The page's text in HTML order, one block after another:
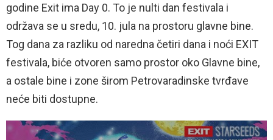
godine Exit ima Day 0. To je nulti dan festivala i
održava se u sredu, 10. jula na prostoru glavne bine.
Tog dana za razliku od naredna četiri dana i noći EXIT
festivala, biće otvoren samo prostor oko Glavne bine,
a ostale bine i zone širom Petrovaradinske tvrđave
neće biti dostupne.